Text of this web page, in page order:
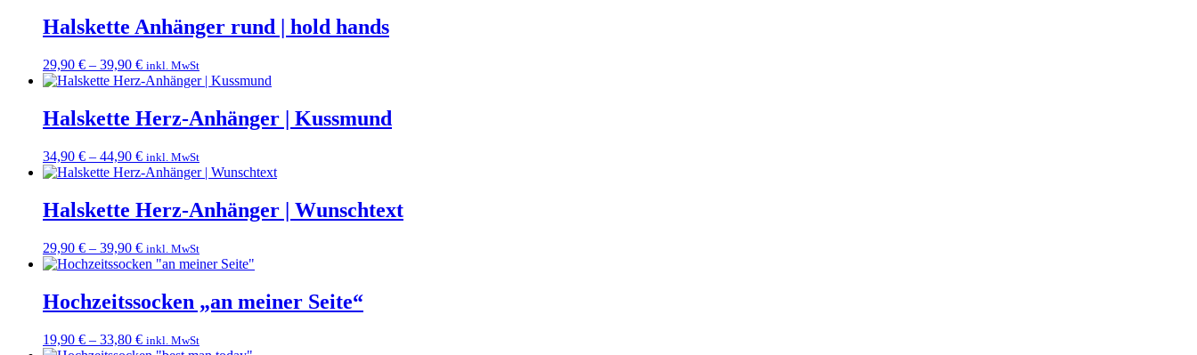
Halskette Anhänger rund | hold hands
29,90 € – 39,90 € inkl. MwSt
Halskette Herz-Anhänger | Kussmund
34,90 € – 44,90 € inkl. MwSt
Halskette Herz-Anhänger | Wunschtext
29,90 € – 39,90 € inkl. MwSt
Hochzeitssocken „an meiner Seite“
19,90 € – 33,80 € inkl. MwSt